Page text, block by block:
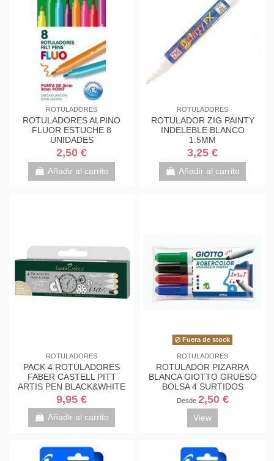
ROTULADORES
ROTULADORES ALPINO
FLUOR ESTUCHE 8
UNIDADES
2,50 €
Añadir al carrito
ROTULADORES
ROTULADOR ZIG PAINTY
INDELEBLE BLANCO
1.5MM
3,25 €
Añadir al carrito
ROTULADORES
PACK 4 ROTULADORES
FABER CASTELL PITT
ARTIS PEN BLACK&WHITE
9,95 €
Añadir al carrito
Fuera de stock
ROTULADORES
ROTULADOR PIZARRA
BLANCA GIOTTO GRUESO
BOLSA 4 SURTIDOS
Desde 2,50 €
View